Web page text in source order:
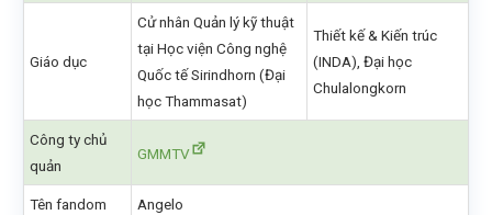
Giáo dục
Cử nhân Quản lý kỹ thuật
tại Học viện Công nghệ
Quốc tế Sirindhorn (Đại
học Thammasat)
Thiết kế & Kiến trúc
(INDA), Đại học
Chulalongkorn
Công ty chủ
quản
GMMTV
Tên fandom Angelo